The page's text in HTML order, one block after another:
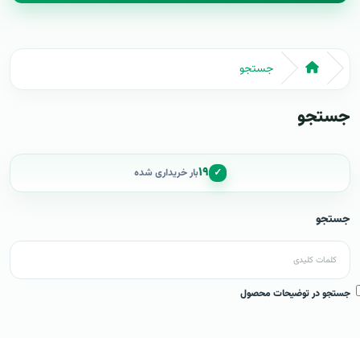
جستجو
جستجو
✓ ۱۹بار خریداری شده
جستجو
جستجو در توضیحات محصول